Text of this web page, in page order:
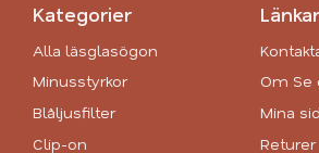
Kategorier
Alla läsglasögon
Minusstyrkor
Blåljusfilter
Clip-on
Länkar
Om Se
Mina
Returer